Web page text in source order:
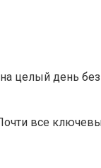
целый день
Почти все